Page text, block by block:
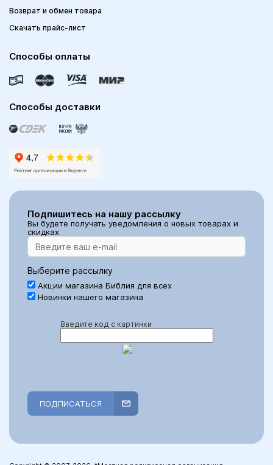
Возврат и обмен товара
Скачать прайс-лист
Способы оплаты
Способы доставки
Подпишитесь на нашу рассылку
Вы будете получать уведомления о новых товарах и
скидках
Выберите рассылку
Акции магазина Библия для всех
Новинки нашего магазина
Введите код с картинки
ПОДПИСАТЬСЯ